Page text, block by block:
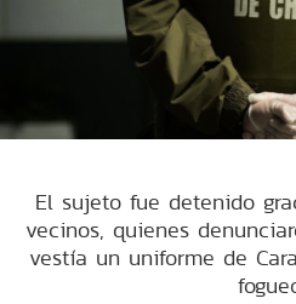
El sujeto fue detenido
vecinos, quienes
vestía un uniforme de